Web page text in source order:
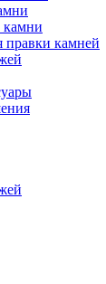
правки камней